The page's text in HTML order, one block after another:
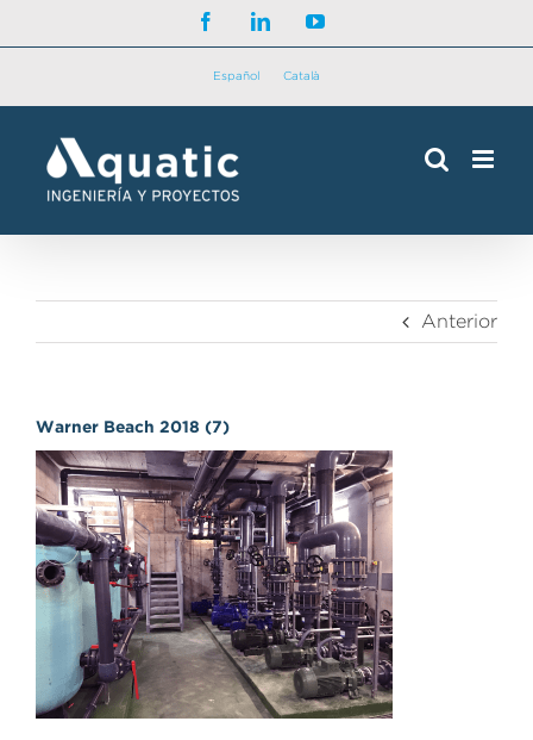
FacebookLinkedInYouTube
Español Català
Anterior
Warner Beach 2018 (7)